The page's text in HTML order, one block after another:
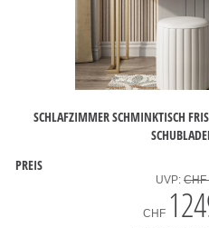
SCHLAFZIMMER SCHMINKTISCH
PREIS
UVP: CHF
CHF